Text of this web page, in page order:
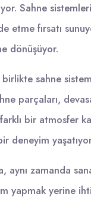
Sahne
etme fırsatı
dönüşüyor.
sahne
parçaları,
bir atmosfer
deneyim
aynı zamanda
yapmak yerine